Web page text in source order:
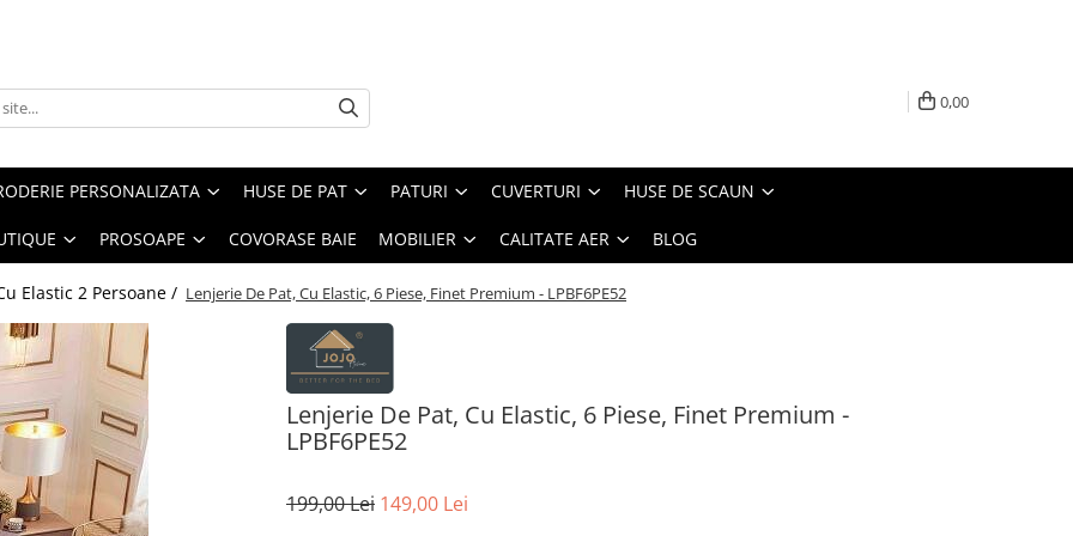
0,00
PERSONALIZATA HUSE DE PAT PATURI CUVERTURI HUSE DE SCAUN
PROSOAPE COVORASE BAIE MOBILIER CALITATE AER BLOG
Elastic 2 Persoane / Lenjerie De Pat, Cu Elastic, 6 Piese, Finet Premium - LPBF6PE52
Lenjerie De Pat, Cu Elastic, 6 Piese, Finet Premium -
LPBF6PE52
199,00 Lei 149,00 Lei